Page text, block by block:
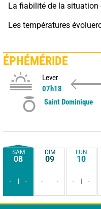
La fiabilité de la situation
Les températures
ÉPHÉMÉRIDE
Lever
07h18
Saint Dominique
SAM
08
- -
DIM
09
- -
LUN
10
- -